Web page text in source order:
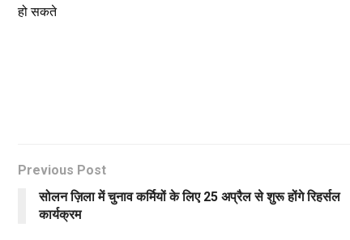
हो सकते
Previous Post
सोलन ज़िला में चुनाव कर्मियों के लिए 25 अप्रैल से शुरू होंगे रिहर्सल
कार्यक्रम